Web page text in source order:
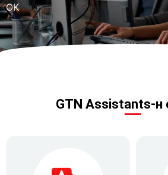
OK
GTN Assistants-н